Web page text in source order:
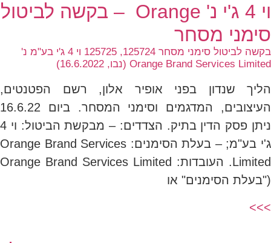
וי 4 ג'י נ' Orange – בקשה לביטול
סימני מסחר
בקשה לביטול סימני מסחר 125724, 125725 וי 4 ג'י בע"מ נ'
Orange Brand Services Limited (נבו, 16.6.2022)
הליך שנדון בפני אופיר אלון, רשם הפטנטים,
העיצובים, המדגמים וסימני המסחר. ביום 16.6.22
ניתן פסק הדין בתיק. הצדדים: – מבקשת הביטול: וי 4
ג'י בע"מ; – בעלת הסימנים: Orange Brand Services
Limited. העובדות: Orange Brand Services Limited
("בעלת הסימנים" או
>>>